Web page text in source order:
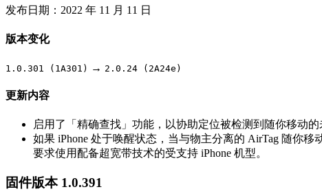
发布日期：2022 年 11 月 11 日
版本变化
1.0.301 (1A301) → 2.0.24 (2A24e)
更新内容
启用了「精确查找」功能，以协助定位被检测到随你移动的
如果 iPhone 处于唤醒状态，当与物主分离的 AirTag 随你
要求使用配备超宽带技术的受支持 iPhone 机型。
固件版本 1.0.391